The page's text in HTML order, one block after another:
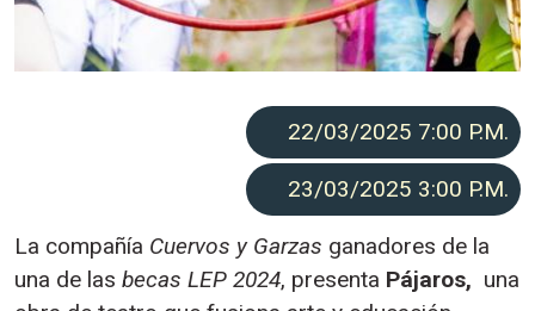
22/03/2025 7:00 P.M.
23/03/2025 3:00 P.M.
La compañía Cuervos y Garzas ganadores de la
una de las becas LEP 2024, presenta Pájaros, una